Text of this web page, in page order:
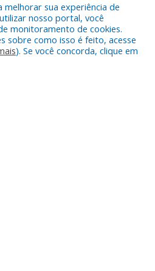
melhorar sua experiência de
nosso portal, você
monitoramento de cookies.
sobre como isso é feito, acesse
). Se você concorda, clique em